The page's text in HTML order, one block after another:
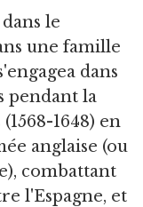
le
une famille
dans
pendant la
1648) en
anglaise (ou
combattant
l'Espagne, et